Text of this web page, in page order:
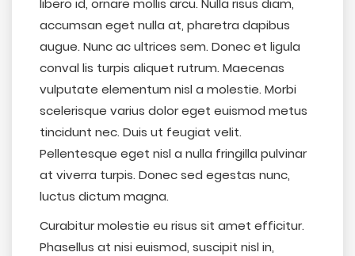
libero id, ornare mollis arcu. Nulla risus diam,
accumsan eget nulla at, pharetra dapibus
augue. Nunc ac ultrices sem. Donec et ligula
conval lis turpis aliquet rutrum. Maecenas
vulputate elementum nisl a molestie. Morbi
scelerisque varius dolor eget euismod metus
tincidunt nec. Duis ut feugiat velit.
Pellentesque eget nisl a nulla fringilla pulvinar
at viverra turpis. Donec sed egestas nunc,
luctus dictum magna.
Curabitur molestie eu risus sit amet efficitur.
Phasellus at nisi euismod, suscipit nisl in,